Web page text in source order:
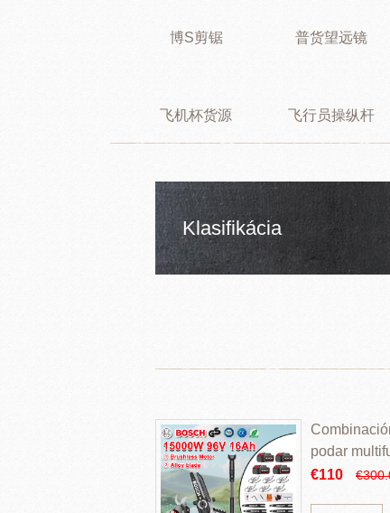
博S剪锯 普货望远镜
飞机杯货源 飞行员操纵杆
Klasifikácia
podar
€110